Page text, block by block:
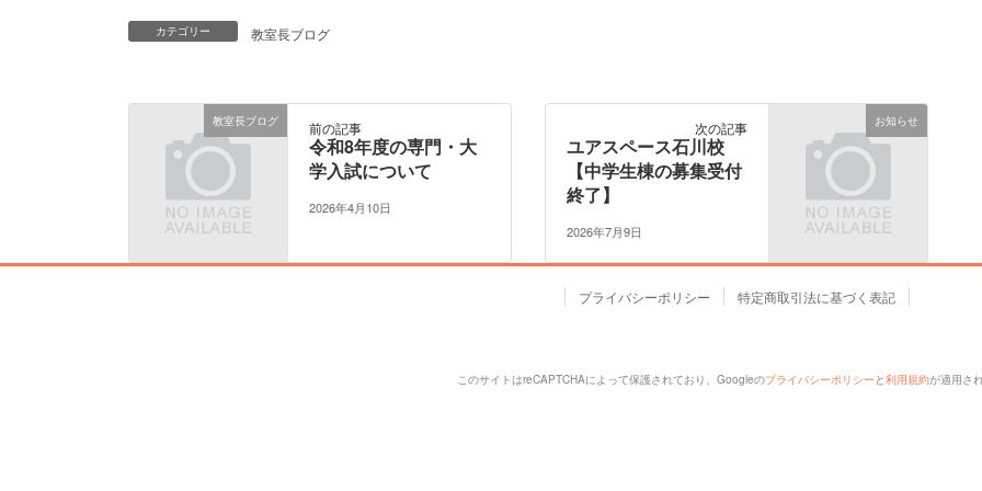
カテゴリー 教室長ブログ
教室長ブログ 前の記事
令和8年度の専門・大
学入試について
2026年4月10日
お知らせ
次の記事
ユアスペース石川校
【中学生棟の募集受付
終了】
2026年7月9日
プライバシーポリシー 特定商取引法に基づく表記
このサイトはreCAPTCHAによって保護されており、Googleのプライバシーポリシー と利用規約が適用さ